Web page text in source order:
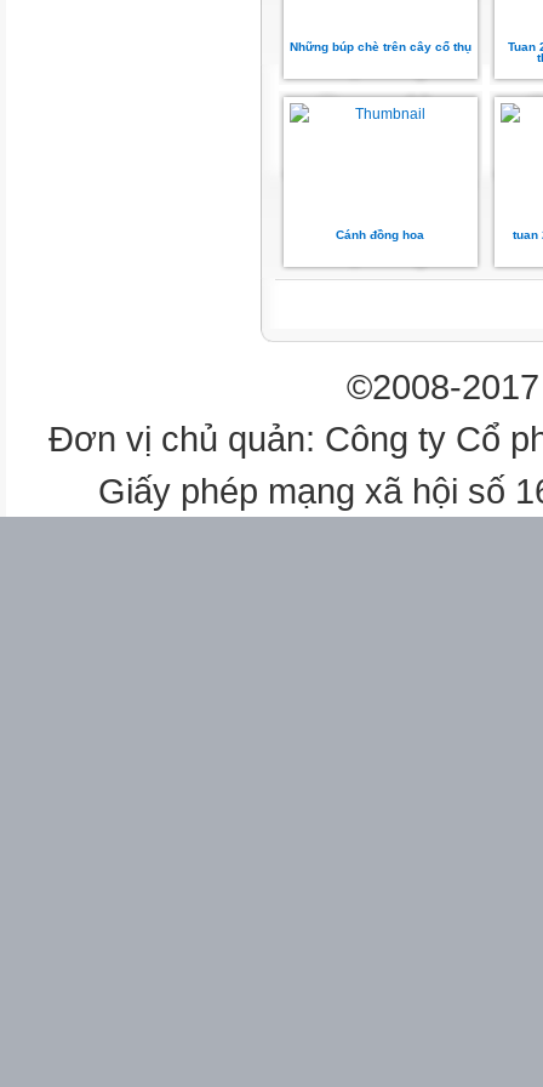
Ủ trong hạt cốm xanh ngời!
Tháng Chín bước chân ra phố
Tay lùa từng ngón gió thơm
(Bảo Ngọc)
trĩu bóng
Những búp chè trên cây cổ thụ
Tuan
Cánh đồng hoa tuan
©2008-
Đơn vị chủ quản: Công ty Cổ
Giấy phép mạng xã hội số